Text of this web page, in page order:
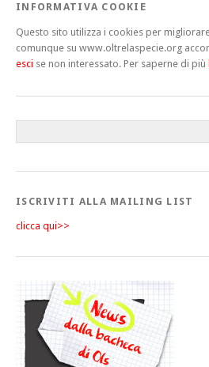
INFORMATIVA COOKIE
Questo sito utilizza i cookies per
comunque su www.oltrelaspecie.org
esci se non interessato. Per saperne di più
ISCRIVITI ALLA MAILING LIST
clicca qui>>